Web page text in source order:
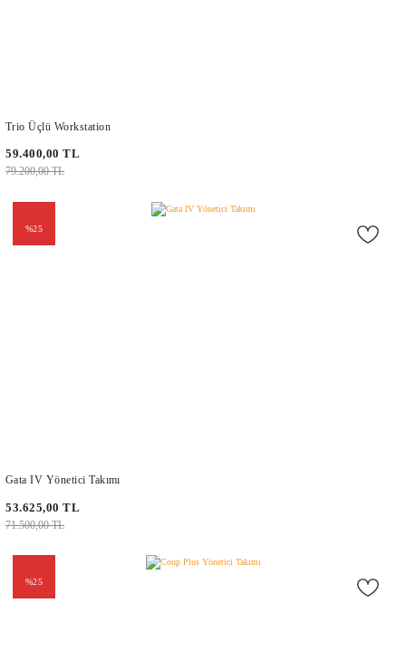
Trio Üçlü Workstation
59.400,00 TL
79.200,00 TL
%25
Gata IV Yönetici Takımı
53.625,00 TL
71.500,00 TL
%25